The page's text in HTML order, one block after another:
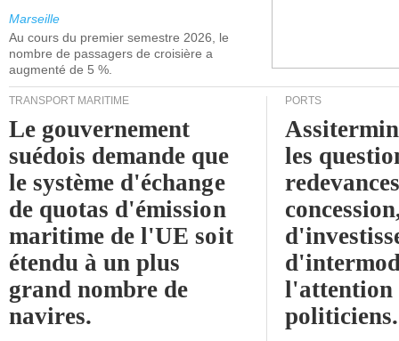
Marseille
Au cours du premier semestre 2026, le
nombre de passagers de croisière a
augmenté de 5 %.
TRANSPORT MARITIME
Le gouvernement
suédois demande que
le système d'échange
de quotas d'émission
maritime de l'UE soit
étendu à un plus
grand nombre de
navires.
PORTS
les
l'attention
politiciens.